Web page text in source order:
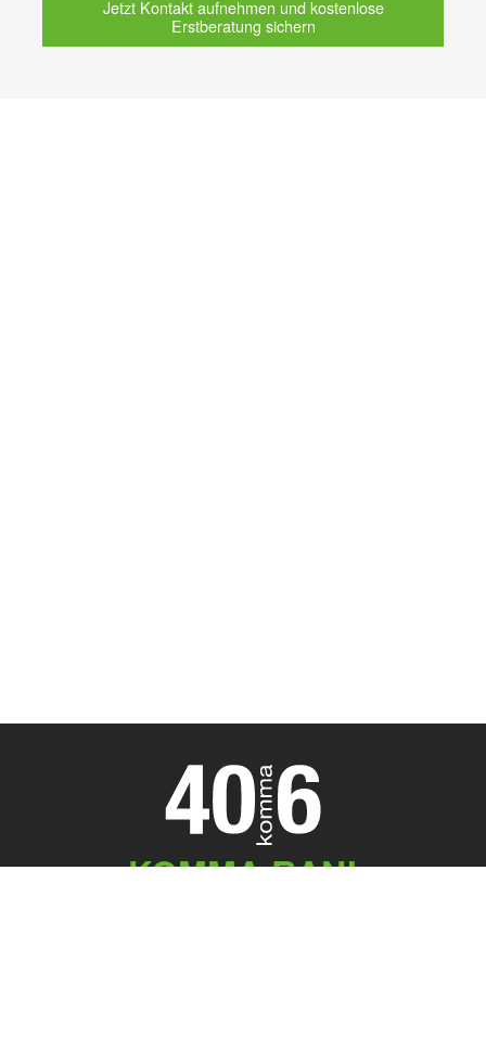
Jetzt Kontakt aufnehmen und kostenlose
Erstberatung sichern
KOMMA RAN!